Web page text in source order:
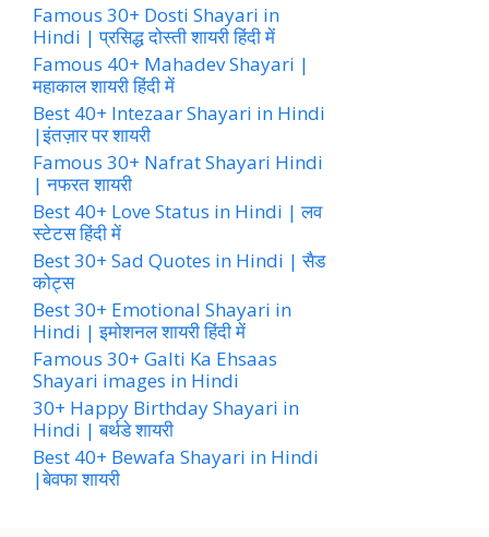
Famous 30+ Dosti Shayari in
Hindi | प्रसिद्ध दोस्ती शायरी हिंदी में
Famous 40+ Mahadev Shayari |
महाकाल शायरी हिंदी में
Best 40+ Intezaar Shayari in Hindi
|इंतज़ार पर शायरी
Famous 30+ Nafrat Shayari Hindi
| नफरत शायरी
Best 40+ Love Status in Hindi | लव
स्टेटस हिंदी में
Best 30+ Sad Quotes in Hindi | सैड
कोट्स
Best 30+ Emotional Shayari in
Hindi | इमोशनल शायरी हिंदी में
Famous 30+ Galti Ka Ehsaas
Shayari images in Hindi
30+ Happy Birthday Shayari in
Hindi | बर्थडे शायरी
Best 40+ Bewafa Shayari in Hindi
|बेवफा शायरी